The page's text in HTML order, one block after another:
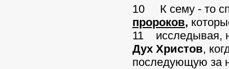
10 К сему - то
пророков,
11 исследывая,
Дух Христов,
последующую за